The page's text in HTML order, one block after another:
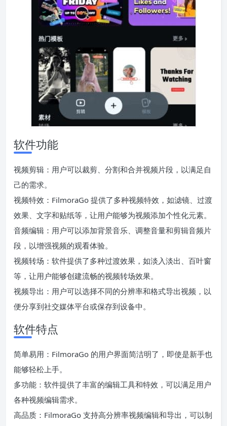
软件功能
视频剪辑：用户可以裁剪、分割和合并视频片段，以满足自
己的需求。
视频特效：FilmoraGo 提供了多种视频特效，如滤镜、过渡
效果、文字和贴纸等，让用户能够为视频添加个性化元素。
音频编辑：用户可以添加背景音乐、调整音量和剪辑音频片
段，以增强视频的观看体验。
视频转场：软件提供了多种过渡效果，如淡入淡出、百叶窗
等，让用户能够创建流畅的视频转场效果。
视频导出：用户可以选择不同的分辨率和格式导出视频，以
便分享到社交媒体平台或保存到设备中。
软件特点
简单易用：FilmoraGo 的用户界面简洁明了，即使是新手也
能够轻松上手。
多功能：软件提供了丰富的编辑工具和特效，可以满足用户
各种视频编辑需求。
高品质：FilmoraGo 支持高分辨率视频编辑和导出，可以制